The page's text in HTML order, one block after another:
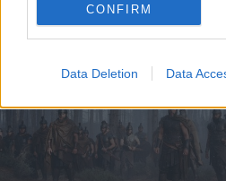
CONFIRM
Data Deletion Data